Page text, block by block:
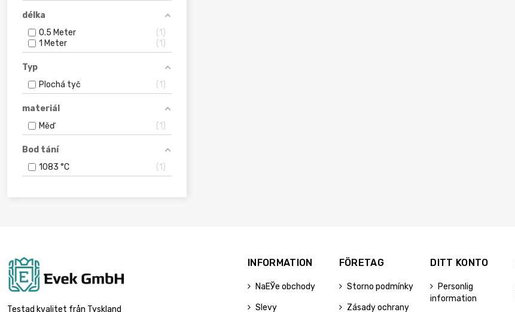
délka
0.5 Meter
1
1 Meter
1
Typ
Plochá tyč
1
materiál
Měď
1
Bod tání
1083 °C
1
Testad kvalitet från Tyskland
INFORMATION
NaЕЎe obchody
Slevy
FÖRETAG
Storno podmínky
Zásady ochrany
DITT KONTO
Personlig
information